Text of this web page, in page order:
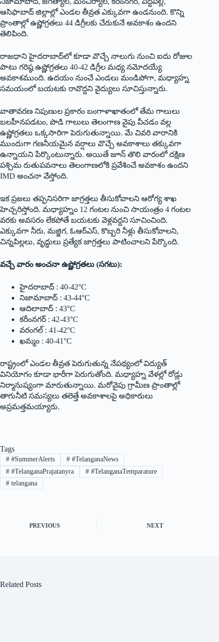
ఆసిఫాబాద్‌ జిల్లాల్లో ఎండల తీవ్రత ఎక్కువగా ఉండనుంది. కొన్ని
ప్రాంతాల్లో ఉష్ణోగ్రతలు 44 డిగ్రీలకు చేరుకునే అవకాశం ఉందని
తెలిపింది.
రాజధాని హైదరాబాద్‌లో కూడా వొచ్చే నాలుగు నుంచి ఐదు రోజుల
పాటు గరిష్ఠ ఉష్ణోగ్రతలు 40-42 డిగ్రీల మధ్య నమోదయ్యే
అవకాశముంది. ఉదయం నుంచే ఎండలు మండిపోగా, మధ్యాహ్న
సమయంలో బయటకు రావొద్దని వైద్యులు సూచిస్తున్నారు.
వాతావరణ నిపుణుల ప్రకారం బంగాళాఖాతంలో తేమ గాలులు
బలహీనపడటం, పొడి గాలులు తెలంగాణ వైపు వీచడం వల్ల
ఉష్ణోగ్రతలు ఒక్కసారిగా పెరుగుతున్నాయి. మే చివరి వారానికి
ముందుగా గణనీయమైన వర్షాలు వొచ్చే అవకాశాలు తక్కువగా
ఉన్నాయని పేర్కొంటున్నారు. అయితే జూన్ తొలి వారంలో దక్షిణ
పశ్చిమ రుతుపవనాలు తెలంగాణలోకి ప్రవేశించే అవకాశం ఉందని
IMD అంచనా వేస్తోంది.
ఇక ప్రజలు తప్పనిసరిగా జాగ్రత్తలు తీసుకోవాలని ఆరోగ్య శాఖ
హెచ్చరిస్తోంది. మధ్యాహ్నం 12 గంటల నుంచి సాయంత్రం 4 గంటల
వరకు అవసరం లేకపోతే బయటకు వెళ్లవద్దని సూచించింది.
ఎక్కువగా నీరు, మజ్జిగ, ఓఆర్ఎస్‌, కొబ్బరి నీళ్లు తీసుకోవాలని,
చిన్నపిల్లలు, వృద్ధులు ప్రత్యేక జాగ్రత్తలు పాటించాలని పేర్కొంది.
వచ్చే వారం అంచనా ఉష్ణోగ్రతలు (సగటు):
హైదరాబాద్‌ : 40-42°C
నిజామాబాద్‌ : 43-44°C
ఆదిలాబాద్‌ : 43°C
కరీంనగర్‌ : 42-43°C
వరంగల్‌ : 41-42°C
ఖమ్మం : 40-41°C
రాష్ట్రంలో ఎండల తీవ్రత పెరుగుతున్న నేపథ్యంలో విద్యుత్
వినియోగం కూడా భారీగా పెరుగుతోంది. మధ్యాహ్న వేళల్లో రోడ్లు
నిర్మానుష్యంగా మారుతున్నాయి. మరోవైపు గ్రామీణ ప్రాంతాల్లో
తాగునీటి సమస్యలు తలెత్తే అవకాశాలపై అధికారులు
అప్రమత్తమయ్యారు.
Tags
##SummerAlerts ##TelanganaNews
##TelanganaPrajatanyra ##TelanganaTemparature
#telangana
PREVIOUS NEXT
Related Posts